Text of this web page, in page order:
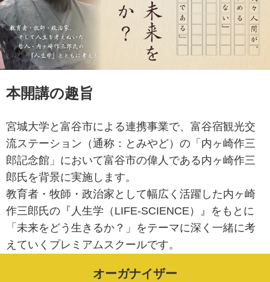
本開講の趣旨
宮城大学と富谷市による連携事業で、富谷宿観光交
流ステーション（通称：とみやど）の「内ヶ崎作三
郎記念館」において富谷市の偉人である内ヶ崎作三
郎氏を背景に実施します。
教育者・牧師・政治家として幅広く活躍した内ヶ崎
作三郎氏の『人生学（LIFE-SCIENCE）』をもとに
「未来をどう生きるか？」をテーマに深く一緒に考
えていくプレミアムスクールです。
オーガナイザー